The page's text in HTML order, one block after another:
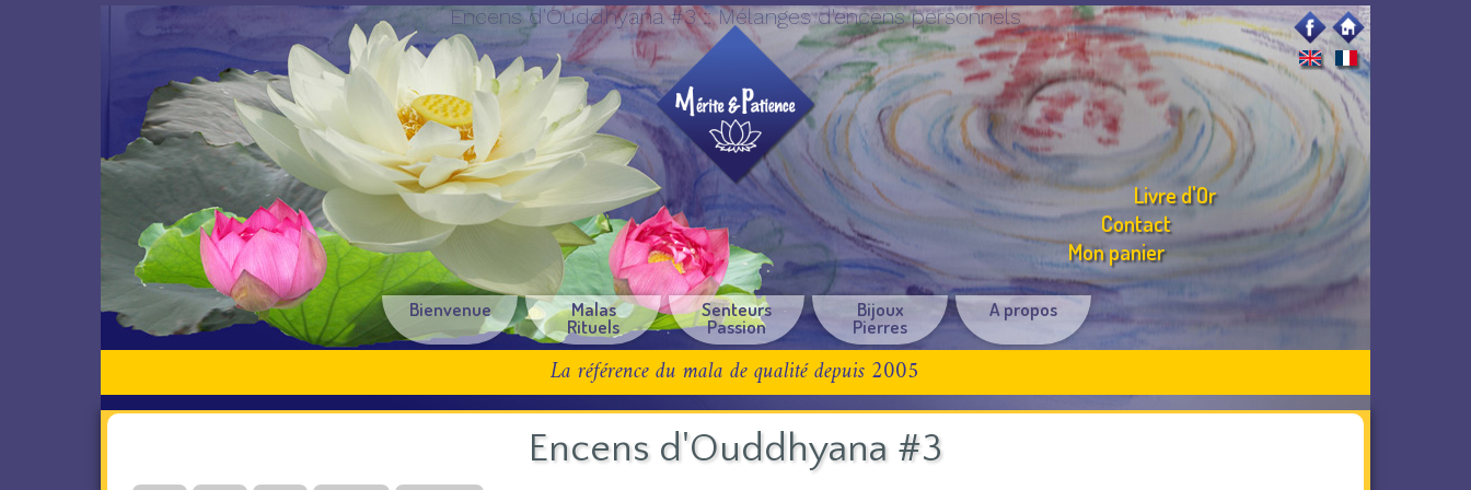
Encens d'Ouddhyana #3 :: Mélanges d'encens personnels
Bienvenue Malas
Rituels
Senteurs
Passion
Bijoux
Pierres
A propos
Livre d'Or
Contact
Mon panier
La référence du mala de qualité depuis 2005
Encens d'Ouddhyana #3